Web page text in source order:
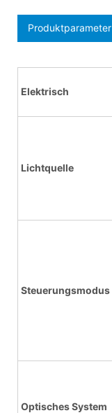
Produktparameter
Elektrisch
Lichtquelle
Steuerungsmodus
Optisches System